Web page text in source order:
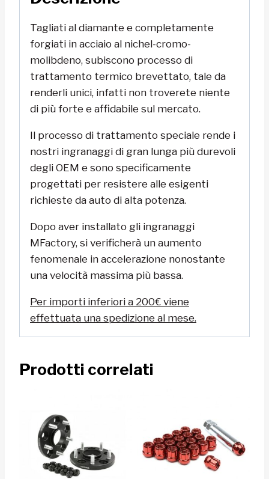
Tagliati al diamante e completamente
forgiati in acciaio al nichel-cromo-
molibdeno, subiscono processo di
trattamento termico brevettato, tale da
renderli unici, infatti non troverete niente
di più forte e affidabile sul mercato.
Il processo di trattamento speciale rende i
nostri ingranaggi di gran lunga più durevoli
degli OEM e sono specificamente
progettati per resistere alle esigenti
richieste da auto di alta potenza.
Dopo aver installato gli ingranaggi
MFactory, si verificherà un aumento
fenomenale in accelerazione nonostante
una velocità massima più bassa.
Per importi inferiori a 200€ viene
effettuata una spedizione al mese.
Prodotti correlati